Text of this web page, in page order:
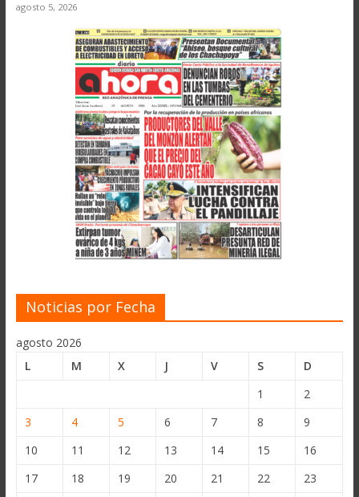
agosto 5, 2026
Noticias por Fecha
agosto 2026
L
M X J V S
D
1
2
3
4 5 6 7 8
9
10
11 12 13 14 15
16
17
18 19 20 21 22
23